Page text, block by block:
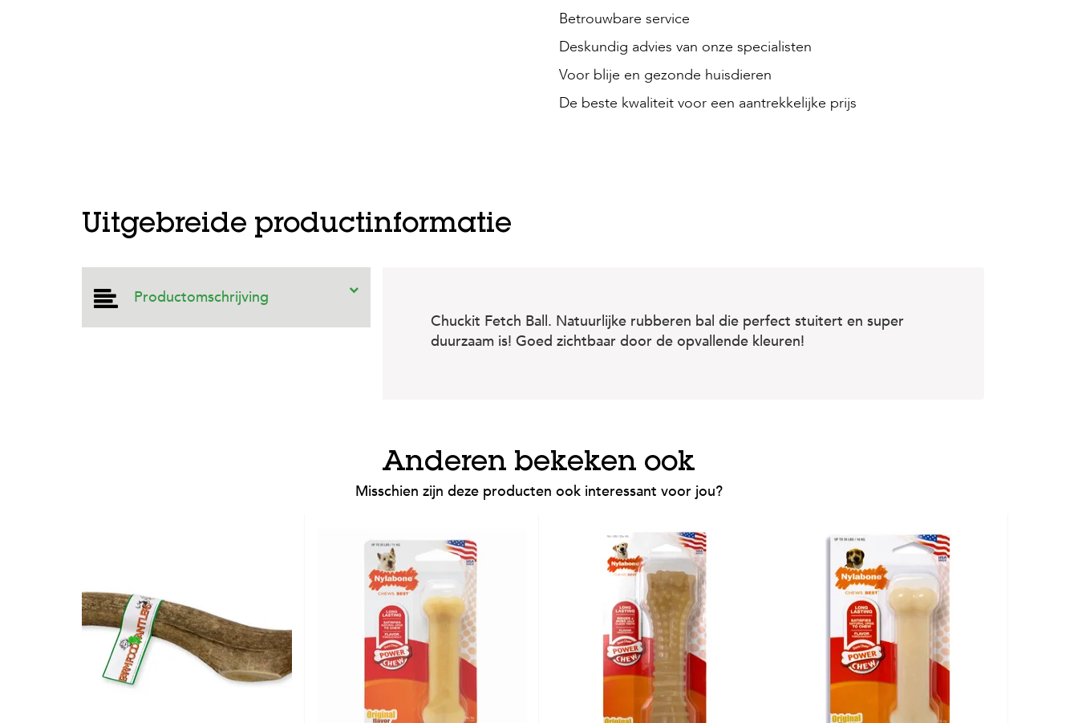
Betrouwbare service
Deskundig advies van onze specialisten
Voor blije en gezonde huisdieren
De beste kwaliteit voor een aantrekkelijke prijs
Uitgebreide productinformatie
Productomschrijving
Chuckit Fetch Ball. Natuurlijke rubberen bal die perfect stuitert en super
duurzaam is! Goed zichtbaar door de opvallende kleuren!
Anderen bekeken ook
Misschien zijn deze producten ook interessant voor jou?